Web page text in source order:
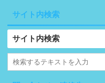
サイト内検索
サイト内検索